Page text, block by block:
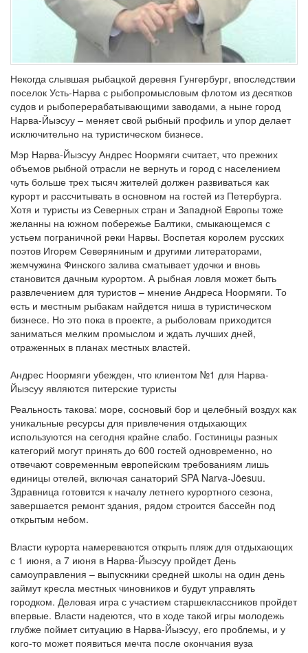
Некогда слывшая рыбацкой деревня Гунгербург, впоследствии
поселок Усть-Нарва с рыбопромысловым флотом из десятков
судов и рыбоперерабатывающими заводами, а ныне город
Нарва-Йыэсуу – меняет свой рыбный профиль и упор делает
исключительно на туристическом бизнесе.
Мэр Нарва-Йыэсуу Андрес Ноормяги считает, что прежних
объемов рыбной отрасли не вернуть и город с населением
чуть больше трех тысяч жителей должен развиваться как
курорт и рассчитывать в основном на гостей из Петербурга.
Хотя и туристы из Северных стран и Западной Европы тоже
желанны на южном побережье Балтики, смыкающемся с
устьем пограничной реки Нарвы. Воспетая королем русских
поэтов Игорем Северяниным и другими литераторами,
жемчужина Финского залива сматывает удочки и вновь
становится дачным курортом. А рыбная ловля может быть
развлечением для туристов – мнение Андреса Ноормяги. То
есть и местным рыбакам найдется ниша в туристическом
бизнесе. Но это пока в проекте, а рыболовам приходится
заниматься мелким промыслом и ждать лучших дней,
отраженных в планах местных властей.
Андрес Ноормяги убежден, что клиентом №1 для Нарва-
Йыэсуу являются питерские туристы
Реальность такова: море, сосновый бор и целебный воздух как
уникальные ресурсы для привлечения отдыхающих
используются на сегодня крайне слабо. Гостиницы разных
категорий могут принять до 600 гостей одновременно, но
отвечают современным европейским требованиям лишь
единицы отелей, включая санаторий SPA Narva-Jõesuu.
Здравница готовится к началу летнего курортного сезона,
завершается ремонт здания, рядом строится бассейн под
открытым небом.
Власти курорта намереваются открыть пляж для отдыхающих
с 1 июня, а 7 июня в Нарва-Йыэсуу пройдет День
самоуправления – выпускники средней школы на один день
займут кресла местных чиновников и будут управлять
городком. Деловая игра с участием старшеклассников пройдет
впервые. Власти надеются, что в ходе такой игры молодежь
глубже поймет ситуацию в Нарва-Йыэсуу, его проблемы, и у
кого-то может появиться мечта после окончания вуза